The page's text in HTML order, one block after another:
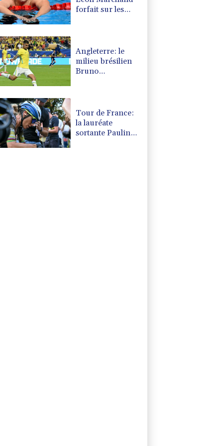
forfait sur les
Angleterre: le
milieu brésilien
Bruno
Tour de France:
la lauréate
sortante Pauline